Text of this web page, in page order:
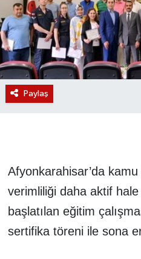
Paylaş
Afyonkarahisar’da
verimliliği daha aktif
başlatılan eğitim
sertifika töreni ile sona